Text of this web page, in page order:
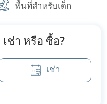
พื้นที่สำหรับเด็ก
ช่า หรือ ซื้อ?
เช่า